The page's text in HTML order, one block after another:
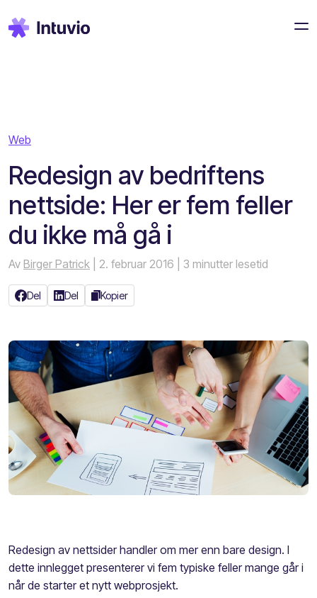
Web
Redesign av bedriftens
nettside: Her er fem feller
du ikke må gå i
Av Birger Patrick | 2. februar 2016 | 3 minutter lesetid
Del Del Kopier
Redesign av nettsider handler om mer enn bare design. I
dette innlegget presenterer vi fem typiske feller mange går i
når de starter et nytt webprosjekt.